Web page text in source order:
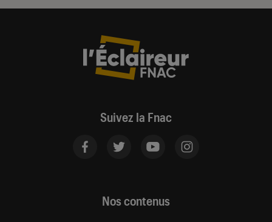
Suivez la Fnac
Nos contenus